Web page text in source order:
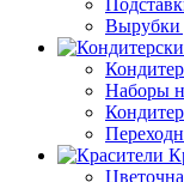
Вырубки
Наборы